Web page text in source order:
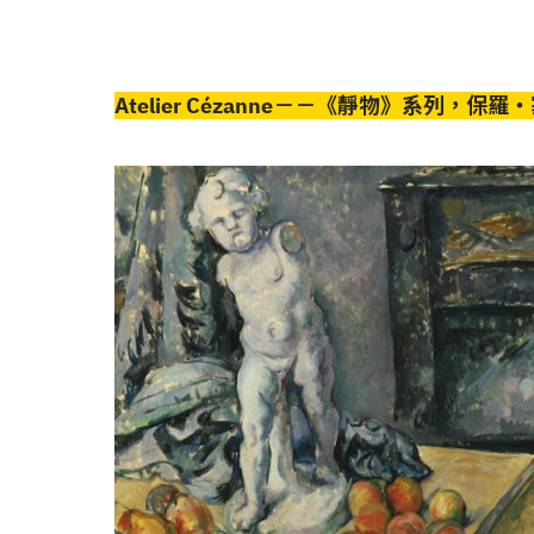
Atelier Cézanne－－《靜物》系列，保羅